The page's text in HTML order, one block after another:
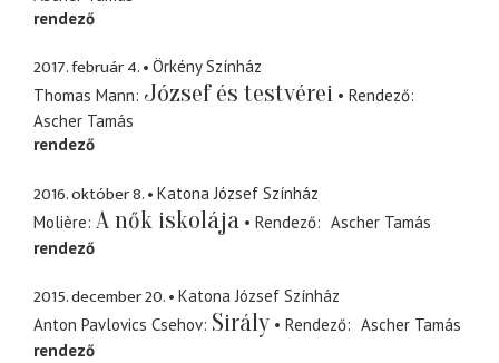
rendező
2017. február 4.
Örkény Színház
Thomas Mann József és testvérei
Rendező
Ascher Tamás
rendező
2016. október 8.
Katona József Színház
Molière A nők iskolája Rendező
Ascher Tamás
rendező
2015. december 20.
Katona József Színház
Anton Pavlovics Csehov Sirály Rendező
Ascher Tamás
rendező